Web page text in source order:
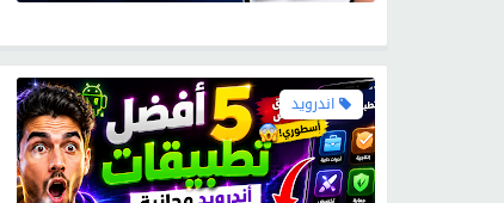
اندرويد